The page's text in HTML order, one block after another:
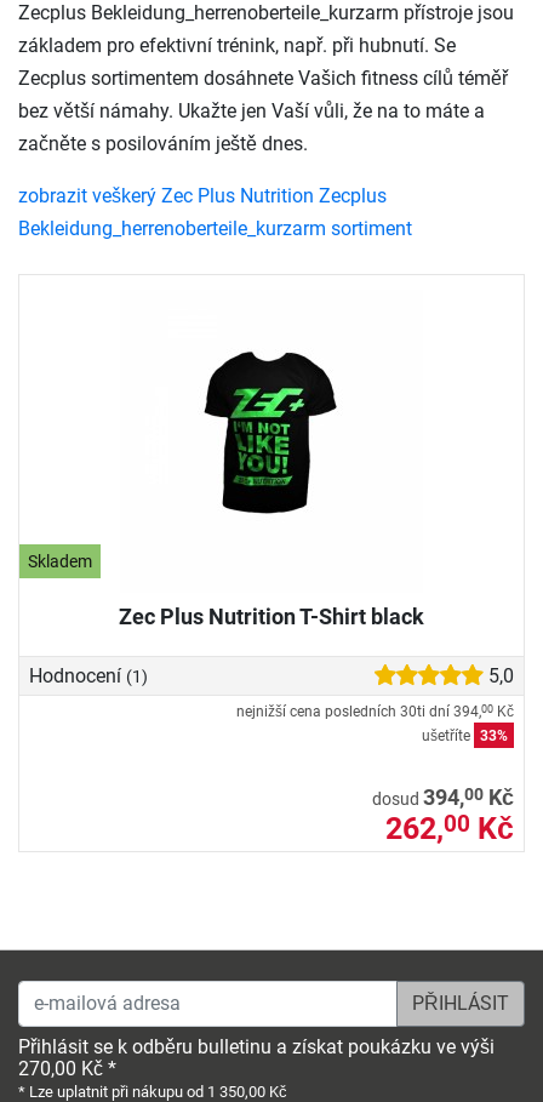
Skladem
Zec Plus Nutrition T-Shirt black
Hodnocení (1) 5,0
nejnižší cena posledních 30ti dní 394,00 Kč
ušetříte 33%
dosud 394,00 Kč
262,00 Kč
Zecplus Bekleidung_herrenoberteile_kurzarm přístroje jsou
základem pro efektivní trénink, např. při hubnutí. Se
Zecplus sortimentem dosáhnete Vašich fitness cílů téměř
bez větší námahy. Ukažte jen Vaší vůli, že na to máte a
začněte s posilováním ještě dnes.
zobrazit veškerý Zec Plus Nutrition Zecplus
Bekleidung_herrenoberteile_kurzarm sortiment
e-mailová adresa
Přihlásit se k odběru bulletinu a získat poukázku ve výši
270,00 Kč *
* Lze uplatnit při nákupu od 1 350,00 Kč